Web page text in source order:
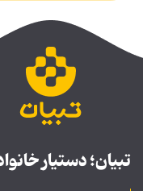
تبیان؛ دستیار